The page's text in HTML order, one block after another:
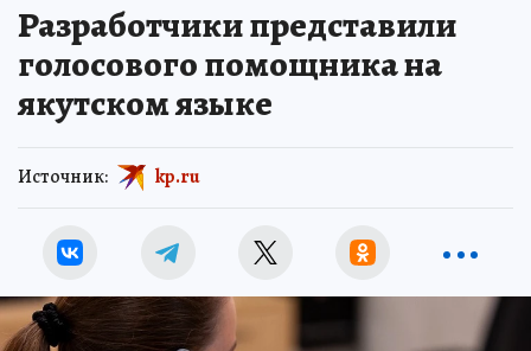
Разработчики представили
голосового помощника на
якутском языке
Источник: kp.ru